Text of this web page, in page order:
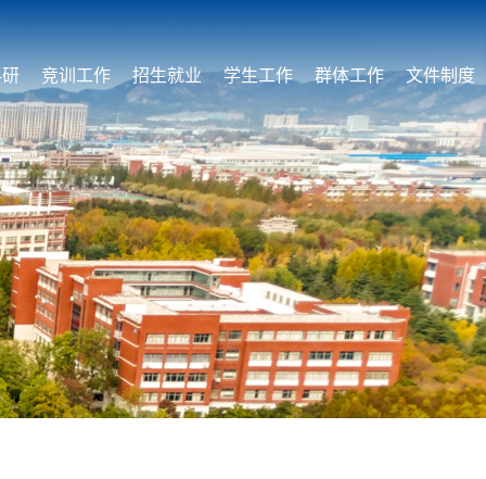
竞训工作 招生就业 学生工作 群体工作 文件制度